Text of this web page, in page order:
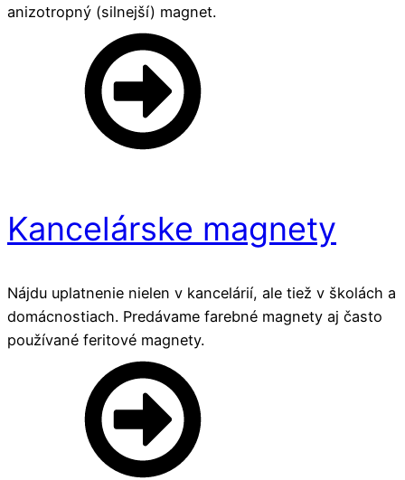
anizotropný (silnejší) magnet.
Kancelárske magnety
Nájdu uplatnenie nielen v kancelárií, ale tiež v školách a
domácnostiach. Predávame farebné magnety aj často
používané feritové magnety.